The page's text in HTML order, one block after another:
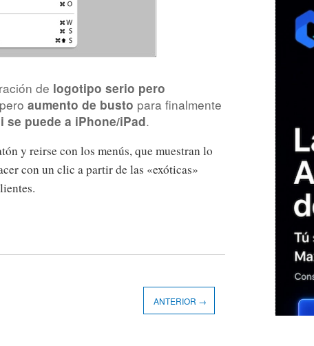
de logotipo serio pero
aumento de busto para finalmente
se puede a iPhone/iPad.
y reirse con los menús, que muestran lo
con un clic a partir de las «exóticas»
ANTERIOR →